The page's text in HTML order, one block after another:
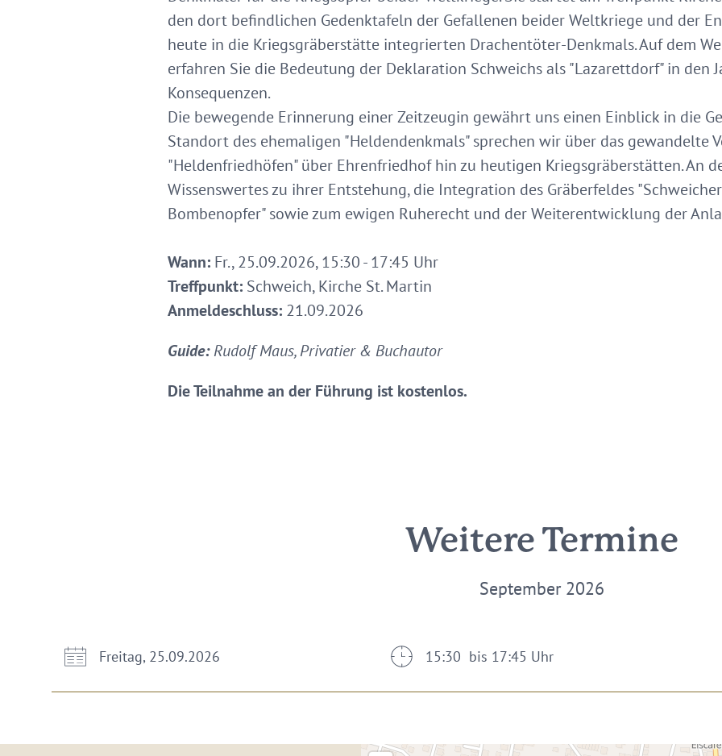
den dort befindlichen Gedenktafeln der Gefallenen beider Weltkriege und der
heute in die Kriegsgräberstätte integrierten Drachentöter-Denkmals. Auf dem
erfahren Sie die Bedeutung der Deklaration Schweichs als "Lazarettdorf" in den
Konsequenzen.
Die bewegende Erinnerung einer Zeitzeugin gewährt uns einen Einblick in die
Standort des ehemaligen "Heldendenkmals" sprechen wir über das gewandelte
"Heldenfriedhöfen" über Ehrenfriedhof hin zu heutigen Kriegsgräberstätten. An
Wissenswertes zu ihrer Entstehung, die Integration des Gräberfeldes
Bombenopfer" sowie zum ewigen Ruherecht und der Weiterentwicklung der
Wann: Fr., 25.09.2026, 15:30 - 17:45 Uhr
Treffpunkt: Schweich, Kirche St. Martin
Anmeldeschluss: 21.09.2026
Guide:Rudolf Maus, Privatier & Buchautor
Die Teilnahme an der Führung ist kostenlos.
Weitere Termine
September 2026
Freitag, 25.09.2026 15:30 bis 17:45 Uhr